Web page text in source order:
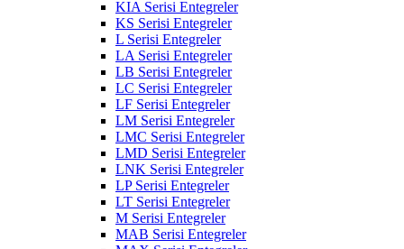
KIA Serisi Entegreler
KS Serisi Entegreler
L Serisi Entegreler
LA Serisi Entegreler
LB Serisi Entegreler
LC Serisi Entegreler
LF Serisi Entegreler
LM Serisi Entegreler
LMC Serisi Entegreler
LMD Serisi Entegreler
LNK Serisi Entegreler
LP Serisi Entegreler
LT Serisi Entegreler
M Serisi Entegreler
MAB Serisi Entegreler